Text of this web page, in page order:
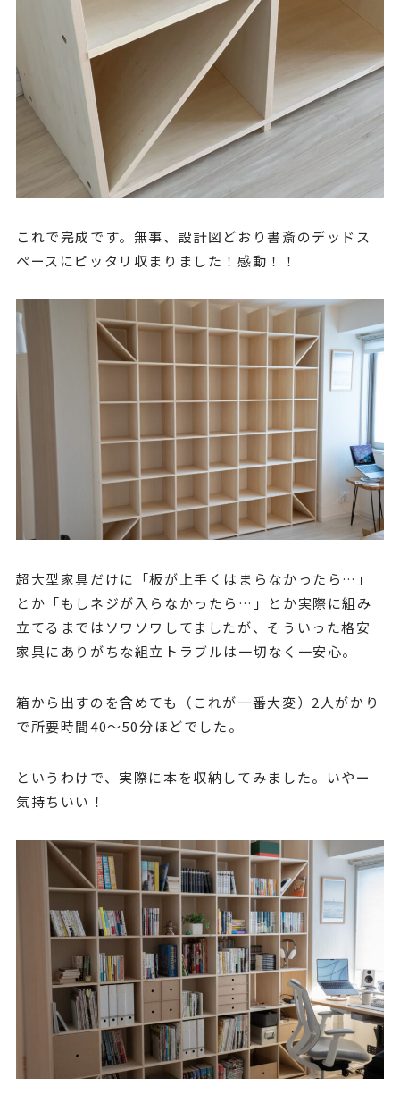
これで完成です。無事、設計図どおり書斎のデッドス
ペースにピッタリ収まりました！感動！！
超大型家具だけに「板が上手くはまらなかったら…」
とか「もしネジが入らなかったら…」とか実際に組み
立てるまではソワソワしてましたが、そういった格安
家具にありがちな組立トラブルは一切なく一安心。
箱から出すのを含めても（これが一番大変）2人がかり
で所要時間40〜50分ほどでした。
というわけで、実際に本を収納してみました。いやー
気持ちいい！